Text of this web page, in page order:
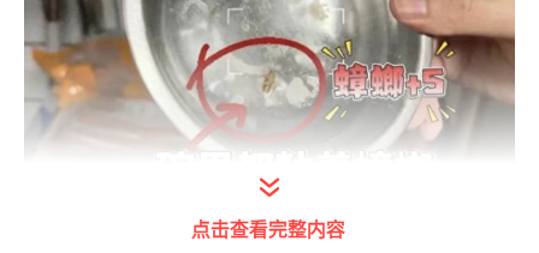
打开今日头条查看图片详情
点击查看完整内容